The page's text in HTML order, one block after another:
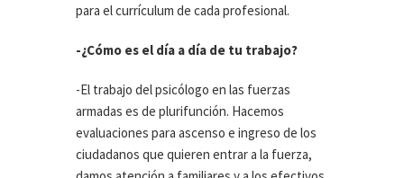
para el currículum de cada profesional.
-¿Cómo es el día a día de tu trabajo?
-El trabajo del psicólogo en las fuerzas
armadas es de plurifunción. Hacemos
evaluaciones para ascenso e ingreso de los
ciudadanos que quieren entrar a la fuerza,